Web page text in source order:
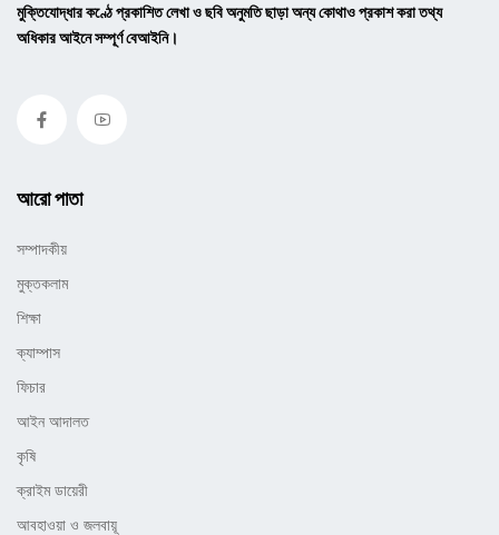
মুক্তিযোদ্ধার কণ্ঠে প্রকাশিত লেখা ও ছবি অনুমতি ছাড়া অন্য কোথাও প্রকাশ করা তথ্য
অধিকার আইনে সম্পূর্ণ বেআইনি।
আরো পাতা
সম্পাদকীয়
মুক্তকলাম
শিক্ষা
ক্যাম্পাস
ফিচার
আইন আদালত
কৃষি
ক্রাইম ডায়েরী
আবহাওয়া ও জলবায়ূ